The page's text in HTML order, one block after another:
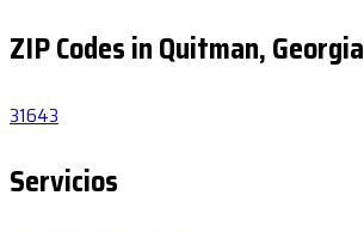
ZIP Codes in Quitman, Georgia
31643
Servicios